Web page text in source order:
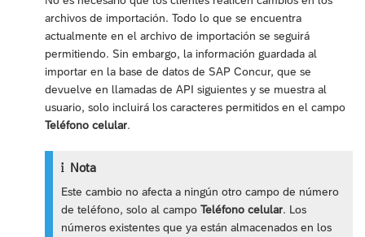
archivos de importación. Todo lo que se encuentra
actualmente en el archivo de importación se seguirá
permitiendo. Sin embargo, la información guardada al
importar en la base de datos de SAP Concur, que se
devuelve en llamadas de API siguientes y se muestra al
usuario, solo incluirá los caracteres permitidos en el campo
Teléfono celular.
Nota
Este cambio no afecta a ningún otro campo de número
de teléfono, solo al campoTeléfono celular. Los
números existentes que ya están almacenados en los